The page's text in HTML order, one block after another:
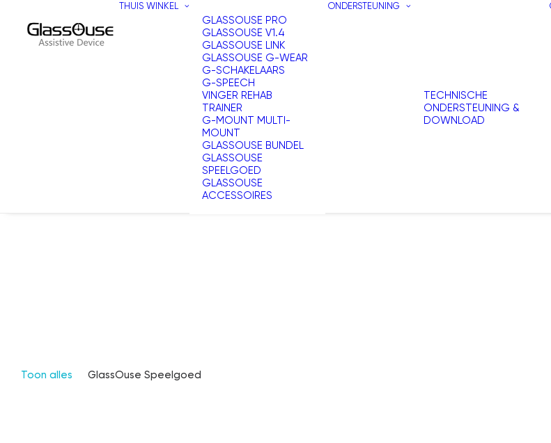
THUIS WINKEL
GLASSOUSE PRO
GLASSOUSE V1.4
GLASSOUSE LINK
GLASSOUSE G-WEAR
G-SCHAKELAARS
G-SPEECH
VINGER REHAB
TRAINER
G-MOUNT MULTI-
MOUNT
GLASSOUSE BUNDEL
GLASSOUSE
SPEELGOED
GLASSOUSE
ACCESSOIRES
ONDERSTEUNING
TECHNISCHE
ONDERSTEUNING &
DOWNLOAD
Toon alles GlassOuse Speelgoed